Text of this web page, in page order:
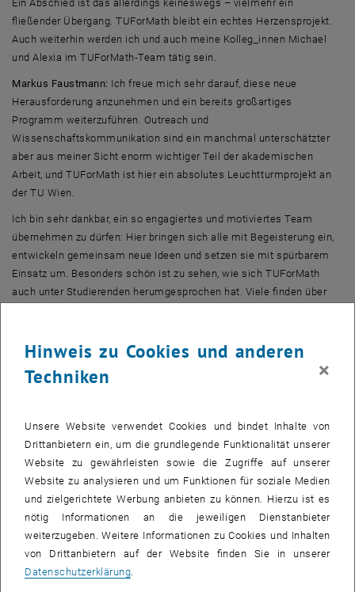
Ein Abschied ist das allerdings keineswegs – vielmehr ein
fließender Übergang. TUForMath bleibt ein echtes Herzensprojekt.
Auch weiterhin werden ich und auch meine Kolleg_innen Michael
und Alexia im TUForMath-Team tätig sein.
Markus Faustmann: Ich freue mich sehr darauf, diese neue
Herausforderung anzunehmen und ein bereits großartiges
Programm weiterzuführen. Outreach und
Wissenschaftskommunikation sind ein manchmal unterschätzter
aber aus meiner Sicht enorm wichtiger Teil der akademischen
Arbeit, und TUForMath ist hier ein absolutes Leuchtturmprojekt an
der TU Wien.
Ich bin sehr dankbar, ein so engagiertes und motiviertesTeam
übernehmen zu dürfen: Hier bringen sich alle mit Begeisterung ein,
entwickeln gemeinsam neue Ideen und setzen sie mit spürbarem
Einsatz um. Besonders schön ist zu sehen, wie sich TUForMath
auch unter Studierenden herumgesprochen hat. Viele finden über
gestalten aktiv mit.
Werden neue Schwerpunkte beim Programm gesetzt und wenn ja
„Finanzmathematik: Risiken verstehen und
„Origami, wenn sich Mathematik entfaltet"
unseren Katalog und begeistern bereits in diesem Semester
Schüler_innen mit spannenden Anwendungen der Mathematik.
Und das ist erst der Anfang – in den kommenden Jahren planen wir
einen weiteren Ausbau mit spannenden aktuellen Themen wie
Kryptografie und KI. Weiters legen wir einen starken Fokus auf den
Hinweis zu Cookies und anderen
Techniken
×
Unsere Website verwendet Cookies und bindet Inhalte von
Drittanbietern ein, um die grundlegende Funktionalität unserer
Website zu gewährleisten sowie die Zugriffe auf unserer
Website zu analysieren und um Funktionen für soziale Medien
und zielgerichtete Werbung anbieten zu können. Hierzu ist es
nötig Informationen an die jeweiligen Dienstanbieter
weiterzugeben. Weitere Informationen zu Cookies und Inhalten
von Drittanbietern auf der Website finden Sie in unserer
Datenschutzerklärung